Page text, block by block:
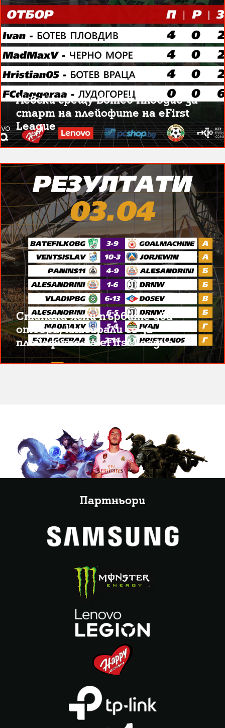
Левски срещу Ботев Пловдив за
старт на плейофите на eFirst
League
Станаха ясни първите два
отбора, класирали се за
плейофите на eFirst League
Партньори